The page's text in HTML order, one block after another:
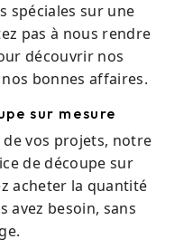
spéciales sur une
pas à nous rendre
découvrir nos
bonnes affaires.
sur mesure
vos projets, notre
de découpe sur
acheter la quantité
avez besoin, sans